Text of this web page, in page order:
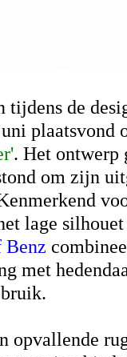
tijdens de
plaatsvond
. Het ontwerp
om zijn
lage
met
opvallende